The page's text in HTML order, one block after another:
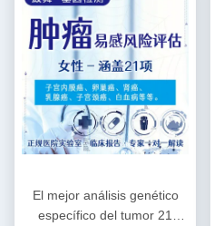
El mejor análisis genético
específico del tumor 21